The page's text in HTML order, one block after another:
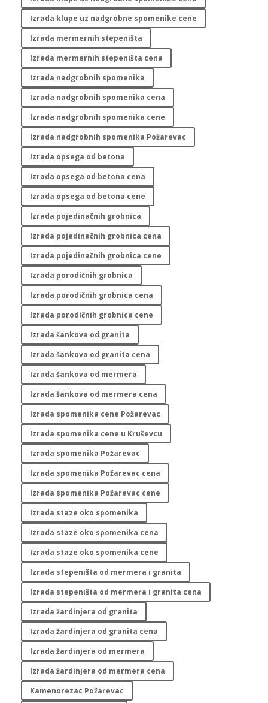
Izrada klupe uz nadgrobne spomenike cene
Izrada mermernih stepeništa
Izrada mermernih stepeništa cena
Izrada nadgrobnih spomenika
Izrada nadgrobnih spomenika cena
Izrada nadgrobnih spomenika cene
Izrada nadgrobnih spomenika Požarevac
Izrada opsega od betona
Izrada opsega od betona cena
Izrada opsega od betona cene
Izrada pojedinačnih grobnica
Izrada pojedinačnih grobnica cena
Izrada pojedinačnih grobnica cene
Izrada porodičnih grobnica
Izrada porodičnih grobnica cena
Izrada porodičnih grobnica cene
Izrada šankova od granita
Izrada šankova od granita cena
Izrada šankova od mermera
Izrada šankova od mermera cena
Izrada spomenika cene Požarevac
Izrada spomenika cene u Kruševcu
Izrada spomenika Požarevac
Izrada spomenika Požarevac cena
Izrada spomenika Požarevac cene
Izrada staze oko spomenika
Izrada staze oko spomenika cena
Izrada staze oko spomenika cene
Izrada stepeništa od mermera i granita
Izrada stepeništa od mermera i granita cena
Izrada žardinjera od granita
Izrada žardinjera od granita cena
Izrada žardinjera od mermera
Izrada žardinjera od mermera cena
Kamenorezac Požarevac